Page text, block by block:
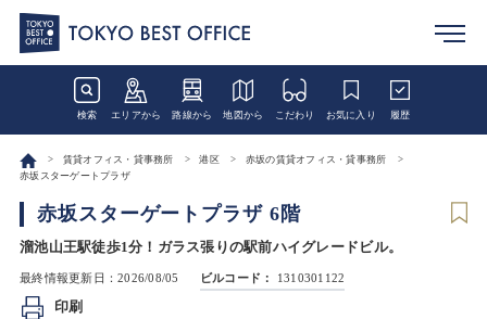
検索 エリアから 路線から 地図から こだわり お気に入り 履歴
賃貸オフィス・貸事務所 港区
赤坂の賃貸オフィス・貸事務所
赤坂スターゲートプラザ
赤坂スターゲートプラザ 6階
溜池山王駅徒歩1分！ガラス張りの駅前ハイグレードビル。
最終情報更新日：2026/08/05 ビルコード： 1310301122
印刷